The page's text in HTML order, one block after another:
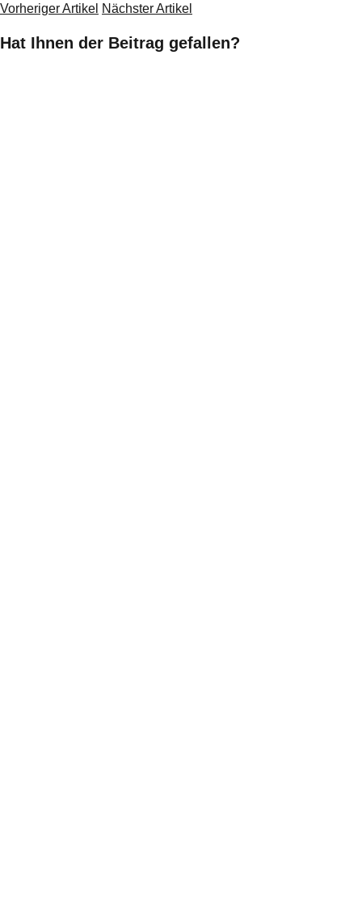
Vorheriger Artikel Nächster Artikel
Hat Ihnen der Beitrag gefallen?